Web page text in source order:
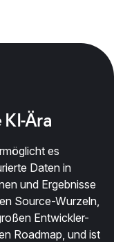
Ära
es
Daten in
und Ergebnisse
Source-Wurzeln,
Entwickler-
Roadmap, und ist